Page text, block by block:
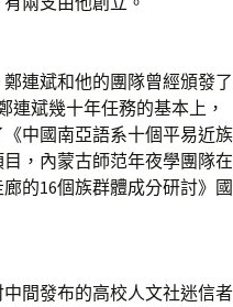
連斌和他的團隊曾經頒發了
連斌幾十年任務的基本上，
中國南亞語系十個平易近族
，內蒙古師范年夜學團隊在
的16個族群體成分研討》國
間發布的高校人文社迷信者